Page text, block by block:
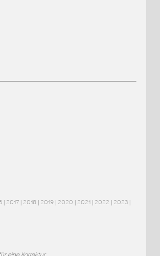
| 2017 | 2018 | 2019 | 2020 | 2021 | 2022 | 2023 |
eine Korrektur.